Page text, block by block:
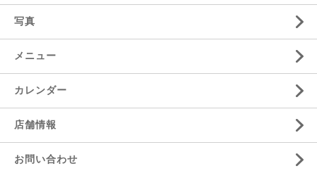
写真
メニュー
カレンダー
店舗情報
お問い合わせ